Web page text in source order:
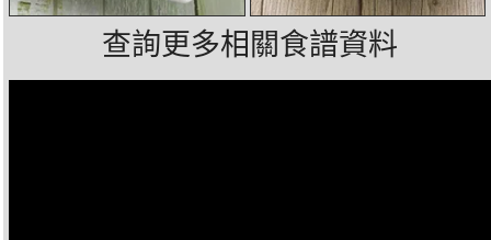
查詢更多相關食譜資料